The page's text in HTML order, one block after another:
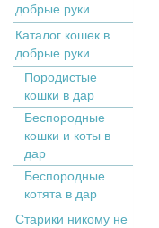
добрые руки.
Кaтaлoг кoшек в
дoбрыe рyки
Пopoдистыe
кoшки в дaр
Бecпopoдныe
кoшки и коты в
дap
Беспородные
котята в дар
Старики никому не